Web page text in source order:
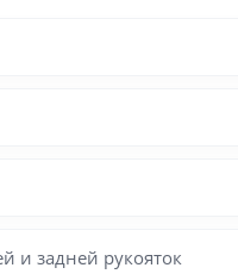
и задней рукояток